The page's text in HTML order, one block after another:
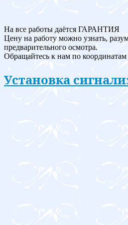
На все работы даётся ГАРАНТИЯ
Цену на работу можно узнать,
предварительного осмотра.
Обращайтесь к нам по координатам
Установка